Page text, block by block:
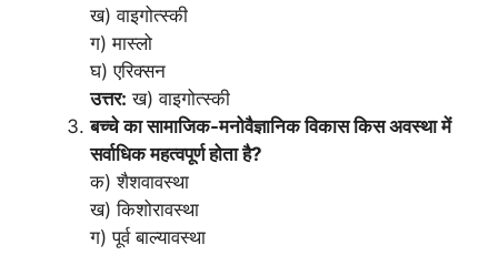
ख) वाइगोत्स्की
ग) मास्लो
घ) एरिक्सन
उत्तर: ख) वाइगोत्स्की
बच्चे का सामाजिक-मनोवैज्ञानिक विकास किस अवस्था में
सर्वाधिक महत्वपूर्ण होता है?
क) शैशवावस्था
ख) किशोरावस्था
ग) पूर्व बाल्यावस्था